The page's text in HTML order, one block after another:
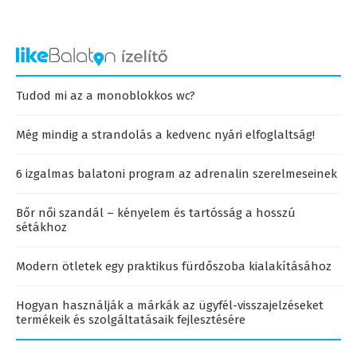
Tudod mi az a monoblokkos wc?
Még mindig a strandolás a kedvenc nyári elfoglaltság!
6 izgalmas balatoni program az adrenalin szerelmeseinek
Bőr női szandál – kényelem és tartósság a hosszú
sétákhoz
Modern ötletek egy praktikus fürdőszoba kialakításához
Hogyan használják a márkák az ügyfél-visszajelzéseket
termékeik és szolgáltatásaik fejlesztésére